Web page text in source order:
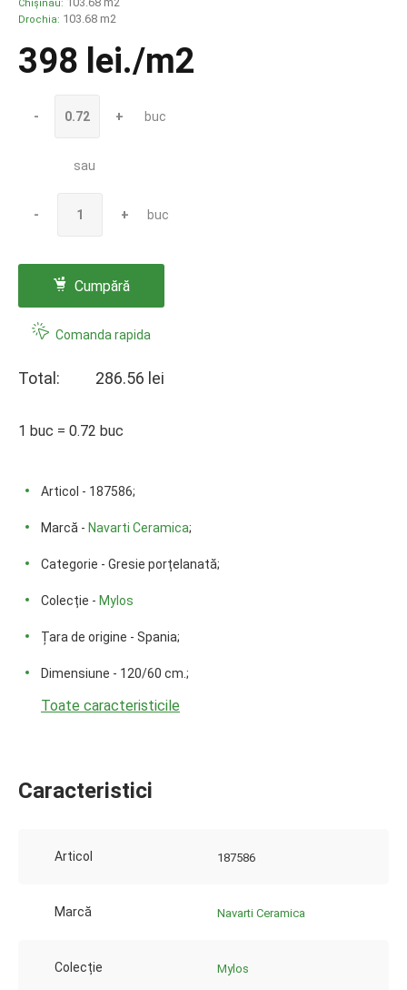
Chișinău:
Drochia: 103.68 m2
398 lei./m2
- + buc
sau
- + buc
Cumpără
Comanda rapida
Total: 286.56 lei
1 buc = 0.72 buc
Articol - 187586;
Marcă - Navarti Ceramica;
Categorie - Gresie porțelanată;
Colecție - Mylos
Țara de origine - Spania;
Dimensiune - 120/60 cm.;
Toate caracteristicile
Caracteristici
Articol 187586
Marcă Navarti Ceramica
Colecție Mylos